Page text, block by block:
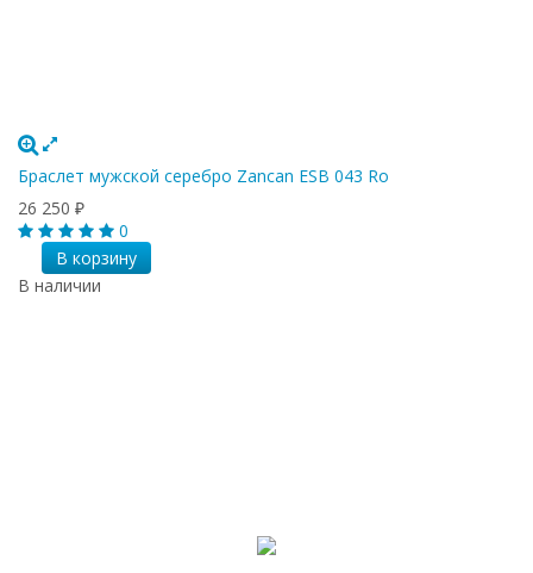
Браслет мужской серебро Zancan ESB 043 Ro
26 250 ₽
0
В корзину
В наличии